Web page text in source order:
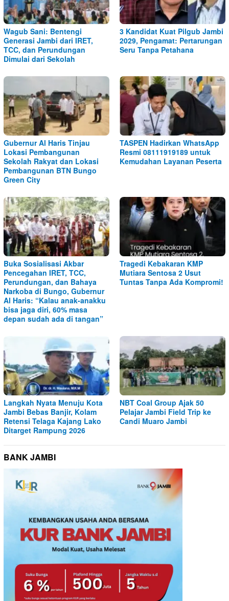
Wagub Sani: Bentengi
Generasi Jambi dari IRET,
TCC, dan Perundungan
Dimulai dari Sekolah
3 Kandidat Kuat Pilgub Jambi
2029, Pengamat: Pertarungan
Seru Tanpa Petahana
Gubernur Al Haris Tinjau
Lokasi Pembangunan
Sekolah Rakyat dan Lokasi
Pembangunan BTN Bungo
Green City
TASPEN Hadirkan WhatsApp
Resmi 08111919189 untuk
Kemudahan Layanan Peserta
Buka Sosialisasi Akbar
Pencegahan IRET, TCC,
Perundungan, dan Bahaya
Narkoba di Bungo, Gubernur
Al Haris: “Kalau anak-anakku
bisa jaga diri, 60% masa
depan sudah ada di tangan”
Tragedi Kebakaran KMP
Mutiara Sentosa 2 Usut
Tuntas Tanpa Ada Kompromi!
Langkah Nyata Menuju Kota
Jambi Bebas Banjir, Kolam
Retensi Telaga Kajang Lako
Ditarget Rampung 2026
NBT Coal Group Ajak 50
Pelajar Jambi Field Trip ke
Candi Muaro Jambi
BANK JAMBI